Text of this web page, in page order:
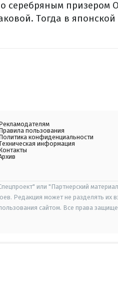
серебряным
Тогда в японской
пользования
конфиденциальности
информация
или "Партнерский
Редакция может не разделять их
сайтом. Все права